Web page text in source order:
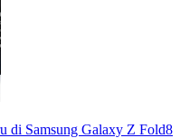
di Samsung Galaxy Z Fold8